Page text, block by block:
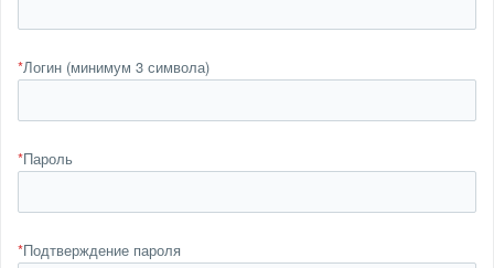
*Логин (минимум 3 символа)
*Пароль
*Подтверждение пароля